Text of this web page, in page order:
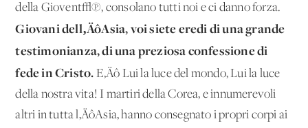
della Giovent√π, consolano tutti noi e ci danno forza.
Giovani dell‚ÄôAsia, voi siete eredi di una grande
testimonianza, di una preziosa confessione di
fede in Cristo. E‚Äô Lui la luce del mondo, Lui la luce
della nostra vita! I martiri della Corea, e innumerevoli
altri in tutta l‚ÄôAsia, hanno consegnato i propri corpi ai